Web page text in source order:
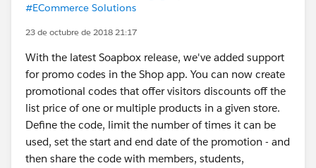
#ECommerce Solutions
23 de octubre de 2018 21:17
With the latest Soapbox release, we've added support
for promo codes in the Shop app. You can now create
promotional codes that offer visitors discounts off the
list price of one or multiple products in a given store.
Define the code, limit the number of times it can be
used, set the start and end date of the promotion - and
then share the code with members, students,